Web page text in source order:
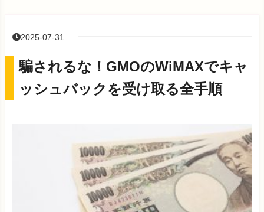
2025-07-31
騙されるな！GMOのWiMAXでキャ
ッシュバックを受け取る全手順